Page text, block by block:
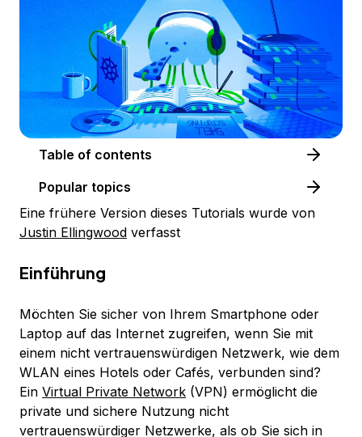
Table of contents
Popular topics
Eine frühere Version dieses Tutorials wurde von
Justin Ellingwood verfasst
Einführung
Möchten Sie sicher von Ihrem Smartphone oder
Laptop auf das Internet zugreifen, wenn Sie mit
einem nicht vertrauenswürdigen Netzwerk, wie dem
WLAN eines Hotels oder Cafés, verbunden sind?
Ein Virtual Private Network (VPN) ermöglicht die
private und sichere Nutzung nicht
vertrauenswürdiger Netzwerke, als ob Sie sich in